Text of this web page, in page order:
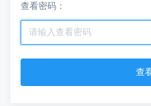
查看密码：